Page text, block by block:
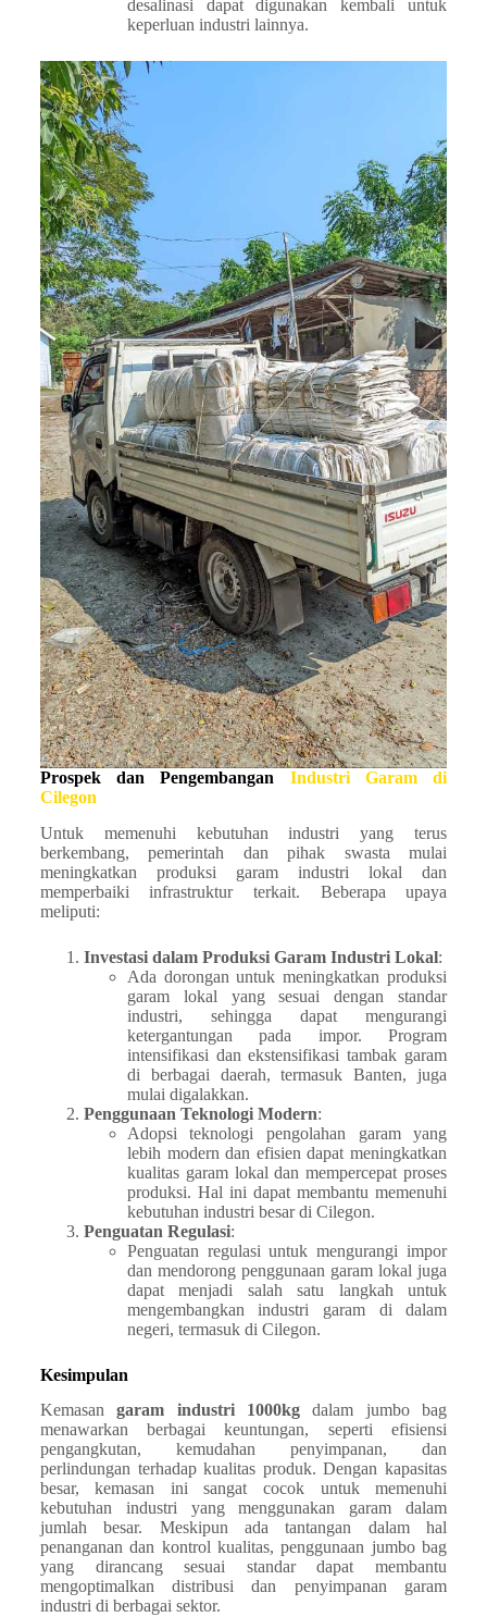
desalinasi dapat digunakan kembali untuk
keperluan industri lainnya.
Prospek dan Pengembangan Industri Garam di
Cilegon
Untuk memenuhi kebutuhan industri yang terus
berkembang, pemerintah dan pihak swasta mulai
meningkatkan produksi garam industri lokal dan
memperbaiki infrastruktur terkait. Beberapa upaya
meliputi:
Investasi dalam Produksi Garam Industri Lokal:
Ada dorongan untuk meningkatkan produksi
garam lokal yang sesuai dengan standar
industri, sehingga dapat mengurangi
ketergantungan pada impor. Program
intensifikasi dan ekstensifikasi tambak garam
di berbagai daerah, termasuk Banten, juga
mulai digalakkan.
Penggunaan Teknologi Modern:
Adopsi teknologi pengolahan garam yang
lebih modern dan efisien dapat meningkatkan
kualitas garam lokal dan mempercepat proses
produksi. Hal ini dapat membantu memenuhi
kebutuhan industri besar di Cilegon.
Penguatan Regulasi:
Penguatan regulasi untuk mengurangi impor
dan mendorong penggunaan garam lokal juga
dapat menjadi salah satu langkah untuk
mengembangkan industri garam di dalam
negeri, termasuk di Cilegon.
Kesimpulan
Kemasangaram industri 1000kg dalam jumbo bag
menawarkan berbagai keuntungan, seperti efisiensi
pengangkutan, kemudahan penyimpanan, dan
perlindungan terhadap kualitas produk. Dengan kapasitas
besar, kemasan ini sangat cocok untuk memenuhi
kebutuhan industri yang menggunakan garam dalam
jumlah besar. Meskipun ada tantangan dalam hal
penanganan dan kontrol kualitas, penggunaan jumbo bag
yang dirancang sesuai standar dapat membantu
mengoptimalkan distribusi dan penyimpanan garam
industri di berbagai sektor.